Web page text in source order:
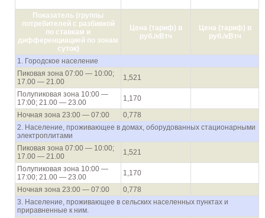
Показатель (группы
потребителей с разбивкой
по ставкам и
дифференциацией по зонам
суток)
Цена (тариф) в
руб./кВтч
Цена (тариф) в
руб./кВтч
1. Городское население
Пиковая зона 07:00 — 10:00;
17.00 — 21.00
1,521
Полупиковая зона 10:00 —
17:00; 21.00 — 23.00
1,170
Ночная зона 23:00 — 07:00
0,778
2. Население, проживающее в домах, оборудованных стационарными
электроплитами
Пиковая зона 07:00 — 10:00;
17.00 — 21.00
1,521
Полупиковая зона 10:00 —
17:00; 21.00 — 23.00
1,170
Ночная зона 23:00 — 07:00
0,778
3. Население, проживающее в сельских населенных пунктах и
приравненные к ним.